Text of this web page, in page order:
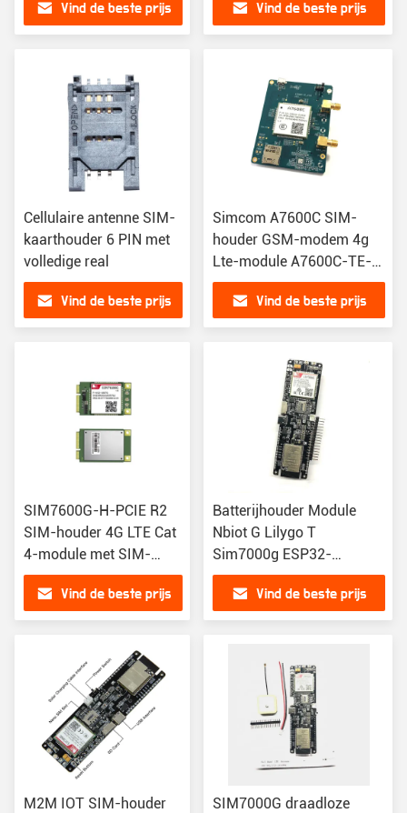
MCU32-WROVER-B
Vind de beste prijs Vind de beste prijs
Cellulaire antenne SIM-
kaarthouder 6 PIN met
volledige real
Vind de beste prijs
Simcom A7600C SIM-
houder GSM-modem 4g
Lte-module A7600C-TE-
KIT Board GSM-
gegevensontvanger
Vind de beste prijs
SIM7600G-H-PCIE R2
SIM-houder 4G LTE Cat
4-module met SIM-
kaarthouder
Vind de beste prijs
Batterijhouder Module
Nbiot G Lilygo T
Sim7000g ESP32-
WROVER-B WiFi 18560
Ontwikkelingsbord voor
zonne-opladen
Vind de beste prijs
M2M IOT SIM-houder
SIM7000G draadloze